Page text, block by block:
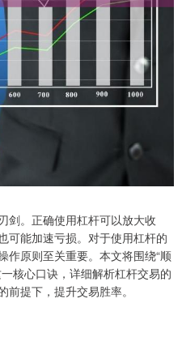
剑。正确使用杠杆可以放大收
可能加速亏损。对于使用杠杆的
作原则至关重要。本文将围绕“顺
核心口诀，详细解析杠杆交易的
提下，提升交易胜率。